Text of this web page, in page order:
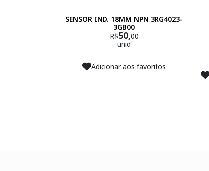
SENSOR IND. 18MM NPN 3RG4023-
3GB00
R$50,00
unid
Adicionar aos favoritos